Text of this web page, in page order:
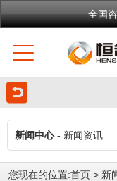
全国
新闻中心- 新闻资讯
您现在的位置:首页 > 新